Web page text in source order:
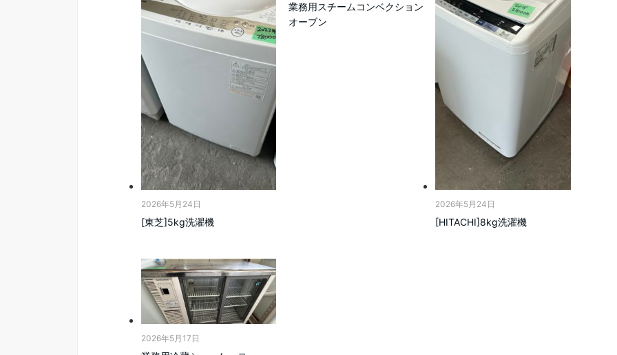
2026年5月24日
[東芝]5kg洗濯機
業務用スチームコンベクション
オーブン
2026年5月24日
[HITACHI]8kg洗濯機
2026年5月17日